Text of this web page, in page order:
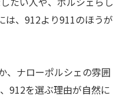
は、912より911のほうが
、ナローポルシェの雰囲
912を選ぶ理由が自然に